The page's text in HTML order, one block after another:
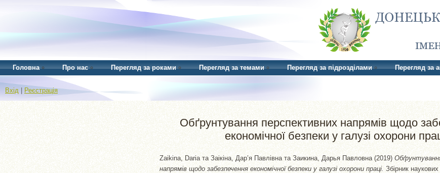
Головна Про нас Перегляд за роками Перегляд за темами Перегляд за підрозділами Перегляд за
Вхід Реєстрація
Обґрунтування перспективних напрямів щодо
економічної безпеки у галузі охорони
Zaikina, Daria та Заікіна, Дар’я Павлівна та Заикина, Дарья Павловна (2019)
напрямів щодо забезпечення економічної безпеки у галузі охорони праці. Збірник